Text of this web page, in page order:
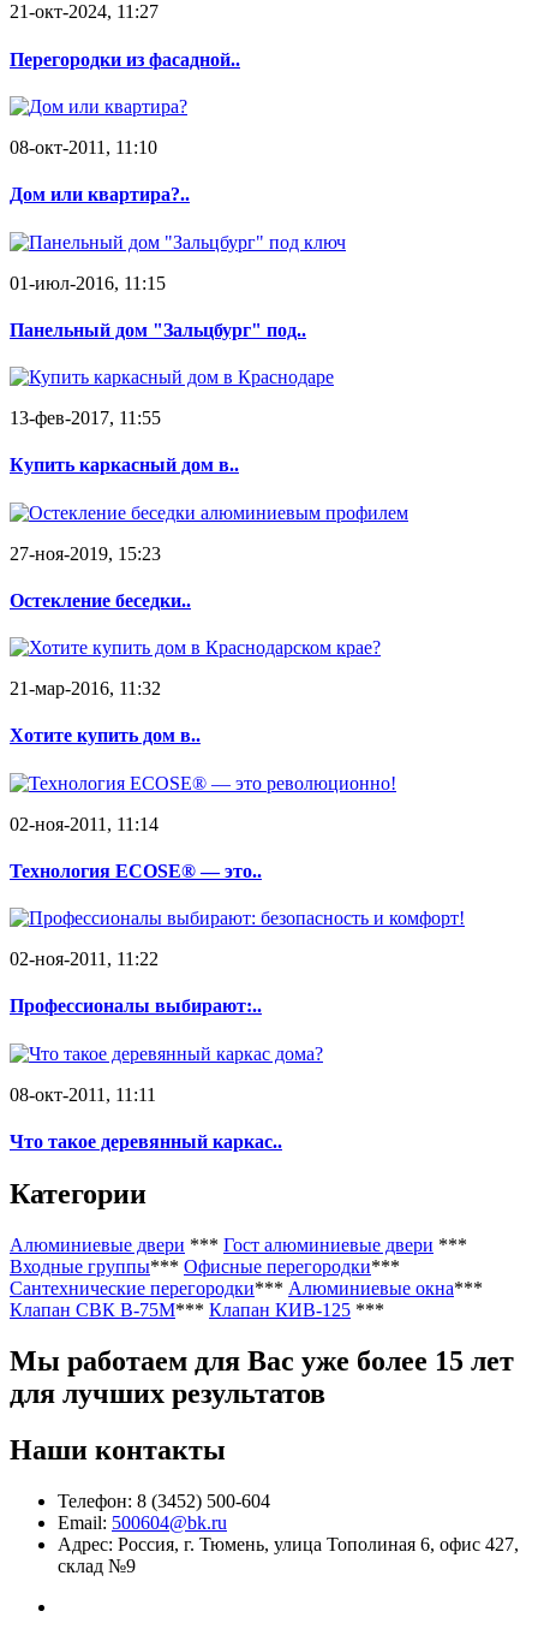
21-окт-2024, 11:27
Перегородки из фасадной..
08-окт-2011, 11:10
Дом или квартира?..
01-июл-2016, 11:15
Панельный дом "Зальцбург" под..
13-фев-2017, 11:55
Купить каркасный дом в..
27-ноя-2019, 15:23
Остекление беседки..
21-мар-2016, 11:32
Хотите купить дом в..
02-ноя-2011, 11:14
Технология ECOSE® — это..
02-ноя-2011, 11:22
Профессионалы выбирают:..
08-окт-2011, 11:11
Что такое деревянный каркас..
Категории
Алюминиевые двери *** Гост алюминиевые двери ***
Входные группы*** Офисные перегородки***
Сантехнические перегородки*** Алюминиевые окна***
Клапан СВК В-75М*** Клапан КИВ-125 ***
Мы работаем для Вас уже более 15 лет
для лучших результатов
Наши контакты
Телефон: 8 (3452) 500-604
Email: 500604@bk.ru
Адрес: Россия, г. Тюмень, улица Тополиная 6, офис 427,
склад №9